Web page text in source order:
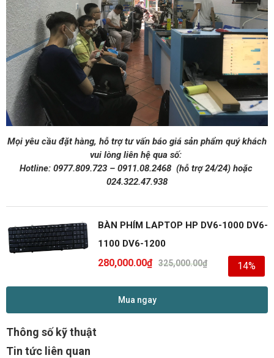
Mọi yêu cầu đặt hàng, hỗ trợ tư vấn báo giá sản phẩm quý khách
vui lòng liên hệ qua số:
Hotline: 0977.809.723 – 0911.08.2468 (hỗ trợ 24/24) hoặc
024.322.47.938
BÀN PHÍM LAPTOP HP DV6-1000 DV6-
1100 DV6-1200
325,000.00₫
280,000.00₫ 14%
Mua ngay
Thông số kỹ thuật
Tin tức liên quan